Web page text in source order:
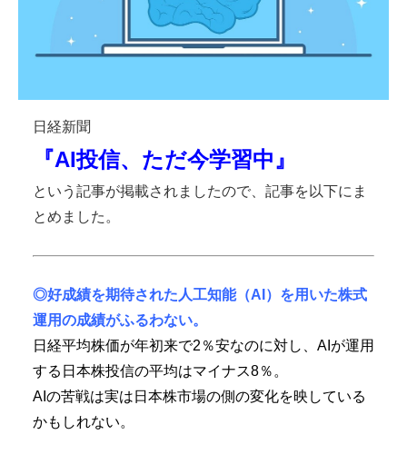
日経新聞
『AI投信、ただ今学習中』
という記事が掲載されましたので、記事を以下にま
とめました。
◎好成績を期待された人工知能（AI）を用いた株式
運用の成績がふるわない。
日経平均株価が年初来で2％安なのに対し、AIが運用
する日本株投信の平均はマイナス8％。
AIの苦戦は実は日本株市場の側の変化を映している
かもしれない。